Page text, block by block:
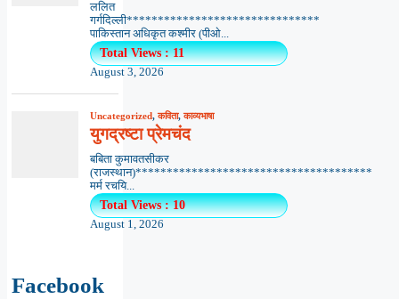
ललित
गर्गदिल्ली*******************************
पाकिस्तान अधिकृत कश्मीर (पीओ...
Total Views : 11
August 3, 2026
Uncategorized,कविता,काव्यभाषा
युगद्रष्टा प्रेमचंद
बबिता कुमावतसीकर
(राजस्थान)**************************************
मर्म रचयि...
Total Views : 10
August 1, 2026
Facebook